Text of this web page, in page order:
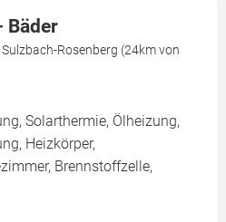
Bäder
Rosenberg (24km von
Solarthermie, Ölheizung,
Heizkörper,
Brennstoffzelle,